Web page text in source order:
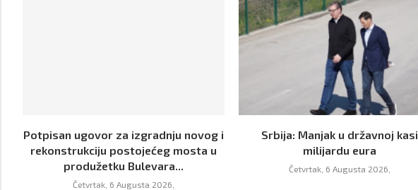
Potpisan ugovor za izgradnju novog i
rekonstrukciju postojećeg mosta u
produžetku Bulevara...
Četvrtak, 6 Augusta 2026,
Srbija: Manjak u državnoj kasi
milijardu eura
Četvrtak, 6 Augusta 2026,